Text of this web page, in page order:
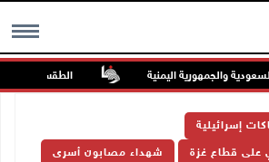
MENU والجمهورية اليمنية الطقس: أجواء
إسرائيلية
على قطاع غزة شهداء مصابون أسرى